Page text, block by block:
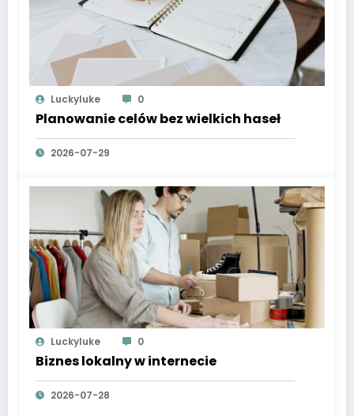
Luckyluke 0
Planowanie celów bez wielkich haseł
2026-07-29
Luckyluke 0
Biznes lokalny w internecie
2026-07-28